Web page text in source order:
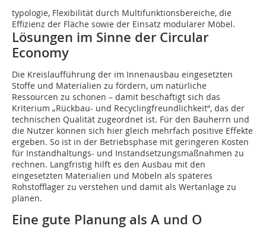
typologie, Flexibilität durch Multifunktionsbereiche, die
Effizienz der Fläche sowie der Einsatz modularer Möbel.
Lösungen im Sinne der Circular
Economy
Die Kreislaufführung der im Innenausbau eingesetzten
Stoffe und Materialien zu fördern, um natürliche
Ressourcen zu schonen – damit beschäftigt sich das
Kriterium „Rückbau- und Recyclingfreundlichkeit“, das der
technischen Qualität zugeordnet ist. Für den Bauherrn und
die Nutzer können sich hier gleich mehrfach positive Effekte
ergeben. So ist in der Betriebsphase mit geringeren Kosten
für Instandhaltungs- und Instandsetzungsmaßnahmen zu
rechnen. Langfristig hilft es den Ausbau mit den
eingesetzten Materialien und Möbeln als späteres
Rohstofflager zu verstehen und damit als Wertanlage zu
planen.
Eine gute Planung als A und O